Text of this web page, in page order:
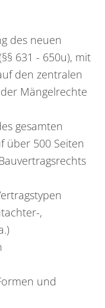
des neuen
631 - 650u), mit
den zentralen
Mängelrechte
gesamten
über 500 Seiten
,
und